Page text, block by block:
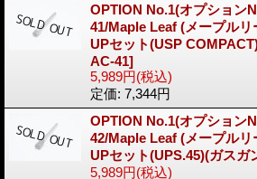
OPTION No.1(オプション
41/Maple Leaf (メープル
UPセット(USP
AC-41]
5,989円(税込)
定価: 7,344円
OPTION No.1(オプション
42/Maple Leaf (メープル
UPセット(UPS.45)(ガスガ
5,989円(税込)